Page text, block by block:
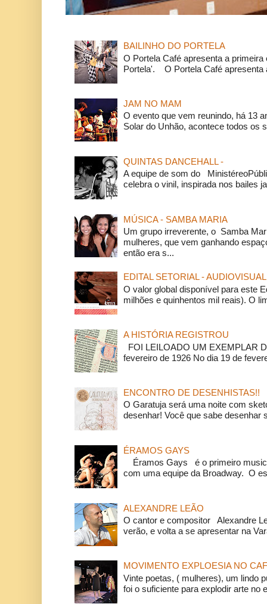
BAILINHO DO PORTELA
O Portela Café apresenta a
Portela'. O Portela Café apresenta
JAM NO MAM
O evento que vem reunindo, há 13
Solar do Unhão, acontece todos os
QUINTAS DANCEHALL -
A equipe de som do
celebra o vinil, inspirada nos bailes
MÚSICA - SAMBA MARIA
Um grupo irreverente, o Samba
mulheres, que vem ganhando
então era s...
EDITAL SETORIAL - AUDIOVISUAL
O valor global disponível para este
milhões e quinhentos mil reais). O
A HISTÓRIA REGISTROU
FOI LEILOADO UM EXEMPLAR
fevereiro de 1926 No dia 19 de
ENCONTRO DE DESENHISTAS!!
O Garatuja será uma noite com
desenhar! Você que sabe desenhar
ÉRAMOS GAYS
Éramos Gays é o primeiro
com uma equipe da Broadway. O
ALEXANDRE LEÃO
O cantor e compositor Alexandre
verão, e volta a se apresentar na
MOVIMENTO EXPLOESIA NO
Vinte poetas, ( mulheres), um lindo
foi o suficiente para explodir arte no